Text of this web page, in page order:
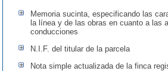
Memoria sucinta, especificando las
la línea y de las obras en cuanto a las
conducciones
N.I.F. del titular de la parcela
Nota simple actualizada de la finca